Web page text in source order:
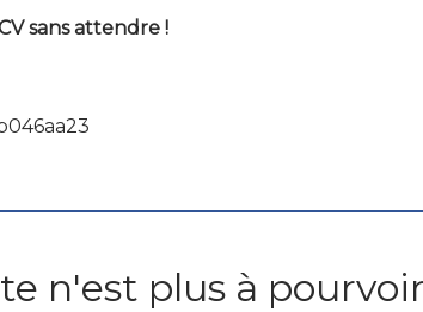
sans attendre !
n'est plus à